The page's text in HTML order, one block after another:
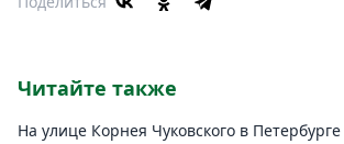
Читайте также
На улице Корнея Чуковского в